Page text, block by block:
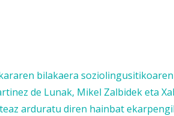
bilakaera
de Lunak, Mikel Zalbidek eta
arduratu diren hainbat